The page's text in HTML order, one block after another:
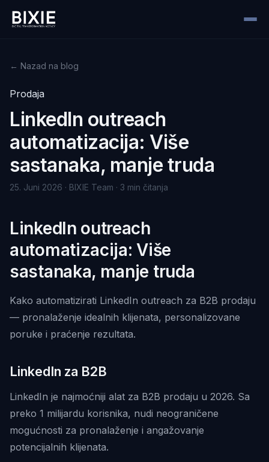
← Nazad na blog
Prodaja
LinkedIn outreach
automatizacija: Više
sastanaka, manje truda
25. Juni 2026 · BIXIE Team · 3 min čitanja
LinkedIn outreach
automatizacija: Više
sastanaka, manje truda
Kako automatizirati LinkedIn outreach za B2B prodaju
— pronalaženje idealnih klijenata, personalizovane
poruke i praćenje rezultata.
LinkedIn za B2B
LinkedIn je najmoćniji alat za B2B prodaju u 2026. Sa
preko 1 milijardu korisnika, nudi neograničene
mogućnosti za pronalaženje i angažovanje
potencijalnih klijenata.